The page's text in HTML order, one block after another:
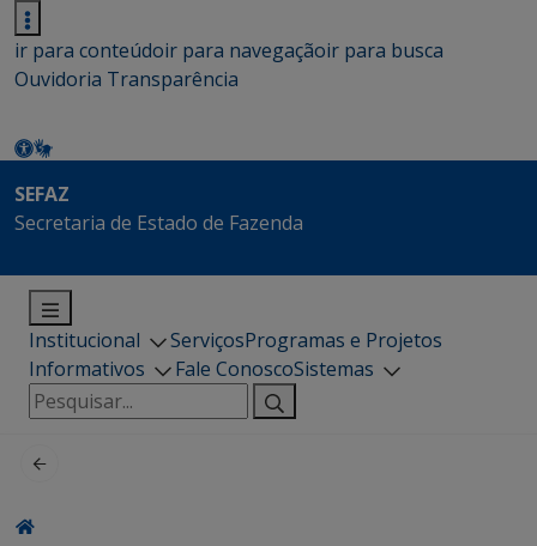
ir para conteúdoir para navegaçãoir para busca
Ouvidoria Transparência
SEFAZ
Secretaria de Estado de Fazenda
Institucional ServiçosProgramas e Projetos
Informativos
Fale ConoscoSistemas
Pesquisar
por: